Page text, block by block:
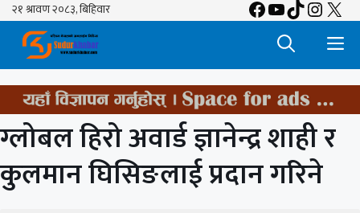
Skip
content
Facebook
YouTube
TikTok
X
ग्लोबल हिरो अवार्ड ज्ञानेन्द्र शाही र
कुलमान घिसिङलाई प्रदान गरिने